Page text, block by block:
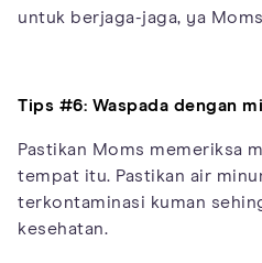
untuk berjaga-jaga, ya
Tips #6: Waspada dengan
Pastikan Moms memeriksa
tempat itu. Pastikan air
terkontaminasi kuman
kesehatan.